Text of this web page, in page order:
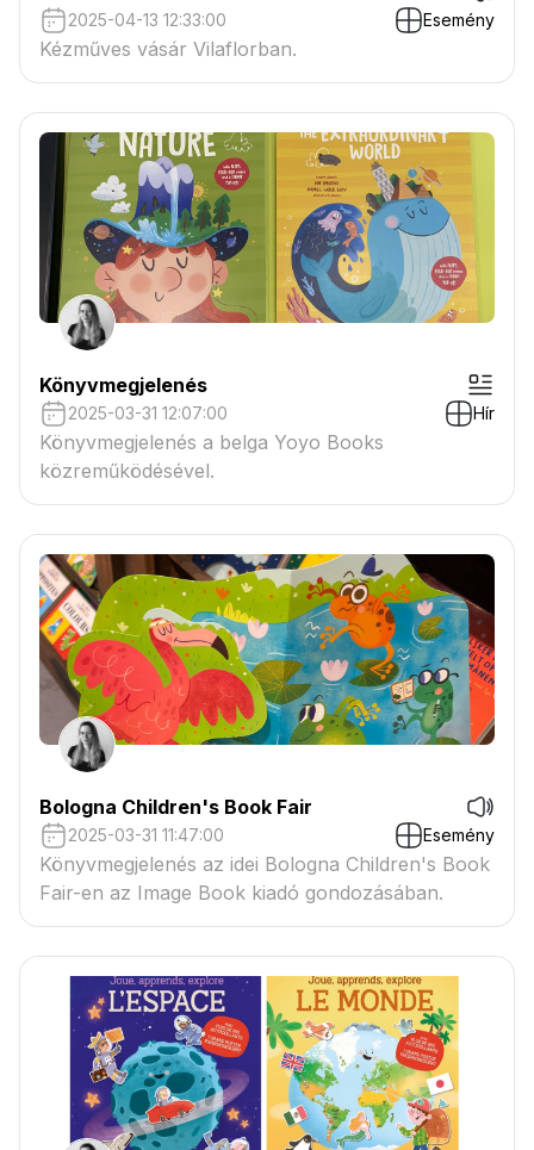
2025-04-13 12:33:00 Esemény
Kézműves vásár Vilaflorban.
Könyvmegjelenés
2025-03-31 12:07:00 Hír
Könyvmegjelenés a belga Yoyo Books
közreműködésével.
Bologna Children's Book Fair
2025-03-31 11:47:00 Esemény
Könyvmegjelenés az idei Bologna Children's Book
Fair-en az Image Book kiadó gondozásában.